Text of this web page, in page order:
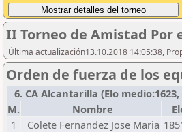
II Torneo de Amistad Por
Última actualización13.10.2018 14:05:38,
Orden de fuerza de los
6. CA Alcantarilla (Elo medio:1623,
M.
Nombre
1
Colete Fernandez Jose Maria